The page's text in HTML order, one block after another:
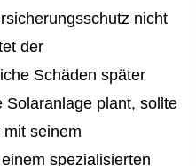
nicht
der
Schäden später
Solaranlage plant, sollte
seinem
spezialisierten